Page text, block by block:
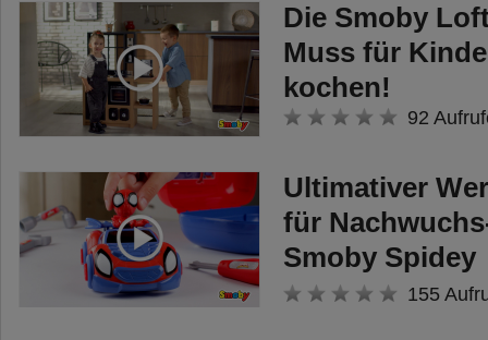
Die Smoby
Muss für
kochen!
92
Ultimativer
für
Smoby Spidey
155